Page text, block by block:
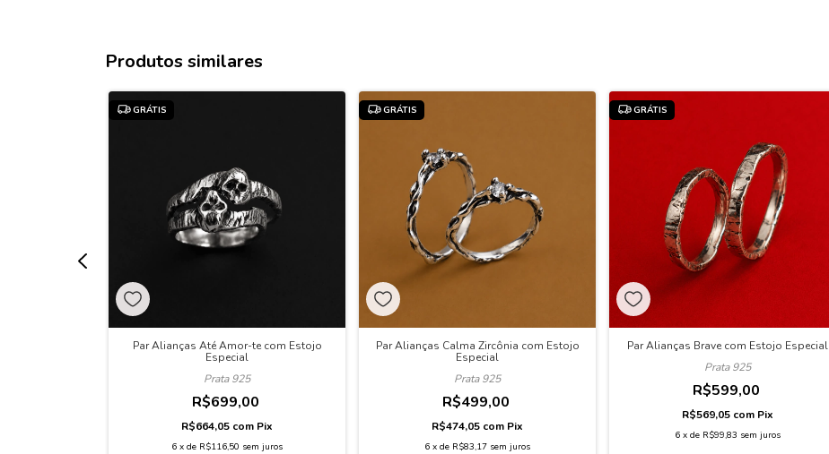
Produtos similares
GRÁTIS
Par Alianças Até Amor-te com Estojo
Especial
Prata 925
R$699,00
R$664,05 com Pix
6 x de R$116,50 sem juros
GRÁTIS
Par Alianças Calma Zircônia com Estojo
Especial
Prata 925
R$499,00
R$474,05 com Pix
6 x de R$83,17 sem juros
GRÁTIS
Par Alianças Brave com Estojo Especial
Prata 925
R$599,00
R$569,05 com Pix
6 x de R$99,83 sem juros